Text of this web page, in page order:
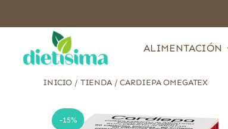
ALIMENTACIÓN
INICIO / TIENDA/CARDIEPA OMEGATEX
-15%